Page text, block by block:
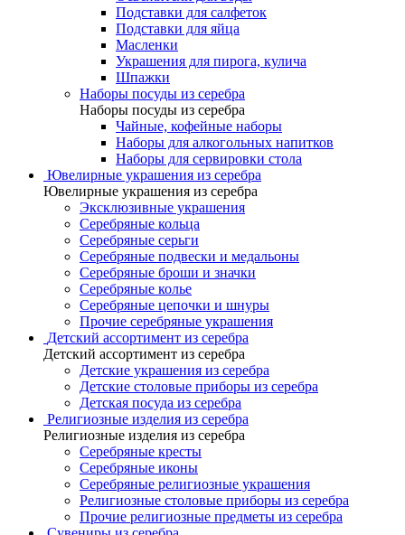
Подставки для салфеток
Подставки для яйца
Масленки
Украшения для пирога, кулича
Шпажки
Наборы посуды из серебра
Наборы посуды из серебра
Чайные, кофейные наборы
Наборы для алкогольных напитков
Наборы для сервировки стола
Ювелирные украшения из серебра
Ювелирные украшения из серебра
Эксклюзивные украшения
Серебряные кольца
Серебряные серьги
Серебряные подвески и медальоны
Серебряные броши и значки
Серебряные колье
Серебряные цепочки и шнуры
Прочие серебряные украшения
Детский ассортимент из серебра
Детский ассортимент из серебра
Детские украшения из серебра
Детские столовые приборы из серебра
Детская посуда из серебра
Религиозные изделия из серебра
Религиозные изделия из серебра
Серебряные кресты
Серебряные иконы
Серебряные религиозные украшения
Религиозные столовые приборы из серебра
Прочие религиозные предметы из серебра